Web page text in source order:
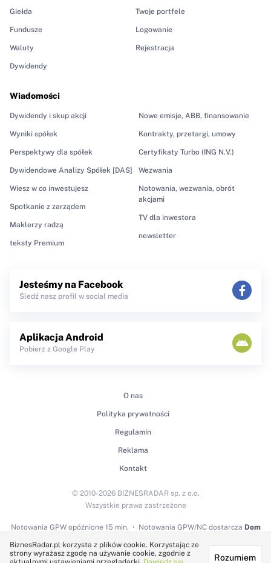
Giełda
Fundusze
Waluty
Dywidendy
Wiadomości
Dywidendy i skup akcji
Wyniki spółek
Perspektywy dla spółek
Dywidendowe Analizy Spółek [DAS]
Wiesz w co inwestujesz
Spotkanie z zarządem
Maklerzy radzą
teksty Premium
Nowe emisje, ABB, finansowanie
Kontrakty, przetargi, umowy
Certyfikaty Turbo (ING N.V.)
Wezwania
Notowania, wezwania, obrót
akcjami
TV dla inwestora
newsletter
Twoje portfele
Logowanie
Rejestracja
Jesteśmy na Facebook
Śledź nasz profil w social media
Aplikacja Android
Pobierz z Google Play
O nas
Polityka prywatności
Regulamin
Reklama
Kontakt
Notowania GPWopóźnione 15 min. Notowania GPW/NC dostarcza Dom
© 2010-2026 BIZNESRADAR sp. z o.o.
Wszystkie prawa zastrzeżone
Technologię dostarcza:
BiznesRadar.pl korzysta z plików cookie. Korzystając ze
strony wyrażasz zgodę na używanie cookie, zgodnie z
Rozumiem